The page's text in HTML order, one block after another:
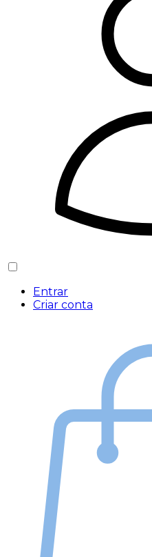
Entrar
Criar conta